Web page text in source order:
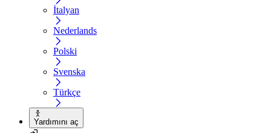
İtalyan
Nederlands
Polski
Svenska
Türkçe
Yardımını aç